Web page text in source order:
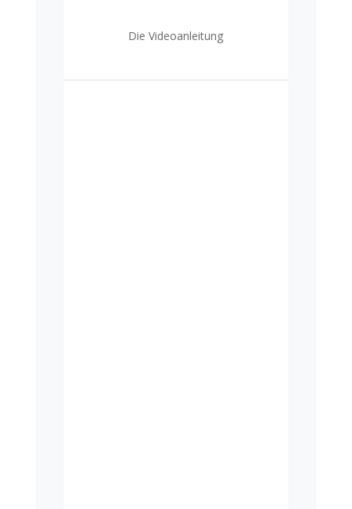
Die Videoanleitung